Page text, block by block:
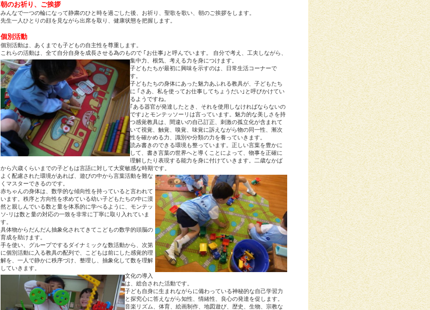
朝のお祈り、ご挨拶
みんなで一つの輪になって静粛のひと時を過ごした後、お祈り、聖歌を歌い、朝のご挨拶をします。
先生一人ひとりの顔を見ながら出席を取り、健康状態を把握します。
個別活動
個別活動は、あくまでも子どもの自主性を尊重します。
これらの活動は、全て自分自身を成長させる為のもので ｢お仕事｣と呼んでいます。 自分で考え、工夫しながら、
集中力、根気、考える力を身につけます。
子どもたちが最初に興味を示すのは、日常生活コーナーで
す。
子どもたちの身体にあった魅力あふれる教具が、子どもたち
に ｢さあ、私を使ってお仕事してちょうだい｣と呼びかけてい
るようですね。
｢ある器官が発達したとき、それを使用しなければならないの
です｣とモンテッソーリは言っています。魅力的な美しさを持
つ感覚教具は、間違いの自己訂正、刺激の孤立化が含まれて
いて視覚、触覚、嗅覚、味覚に訴えながら物の同一性、漸次
性を確かめる力、識別や分類の力を養っていきます。
読み書きのできる環境も整っています。正しい言葉を豊かに
して、書き言葉の世界へと導くことによって、物事を正確に
理解したり表現する能力を身に付けていきます。二歳なかば
から六歳くらいまでの子どもは言語に対して大変敏感な時期です。
よく配慮された環境があれば、遊びの中から言葉活動を難な
くマスターできるのです。
赤ちゃんの身体は、数学的な傾向性を持っていると言われて
います。秩序と方向性を求めている幼い子どもたちの中に漠
然と親しんでいる数と量を体系的に学べるように、モンテッ
ソ-リは数と量の対応の一致を非常に丁寧に取り入れていま
す。
具体物からだんだん抽象化されてきてこどもの数学的頭脳の
育成を助けます。
手を使い、グループでするダイナミックな数活動から、次第
に個別活動に入る教具の配列で、こどもは前にした感覚的理
解を、一人で静かに秩序づけ、整理し、抽象化して数を理解
していきます。
文化の導入
は、総合された活動です。
子ども自身に生まれながらに備わっている神秘的な自己学習力
と探究心に答えながら知性、情緒性、良心の発達を促します。
音楽リズム、体育、絵画制作、地図遊び、歴史、生物、宗教な